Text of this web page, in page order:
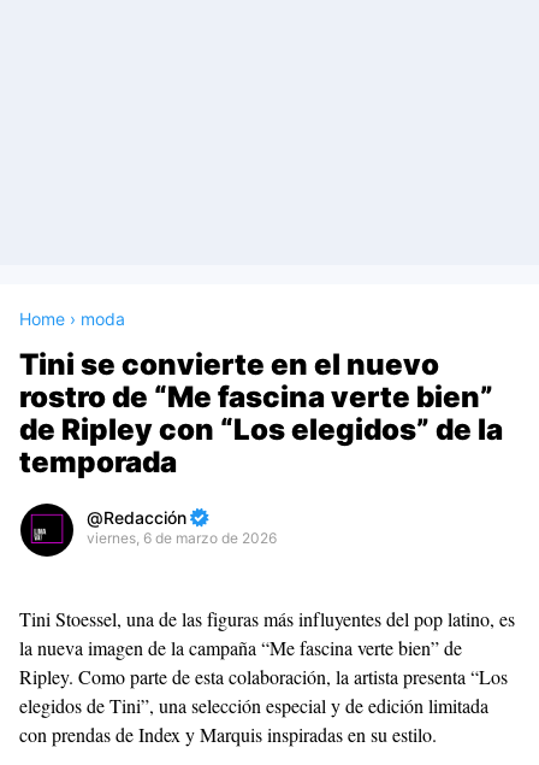
Home › moda
Tini se convierte en el nuevo
rostro de “Me fascina verte bien”
de Ripley con “Los elegidos” de la
temporada
Redacción
viernes, 6 de marzo de 2026
By
Raushan
Design
With
Shroff
Templates
Tini Stoessel, una de las figuras más influyentes del pop latino, es
la nueva imagen de la campaña “Me fascina verte bien” de
Ripley. Como parte de esta colaboración, la artista presenta “Los
elegidos de Tini”, una selección especial y de edición limitada
con prendas de Index y Marquis inspiradas en su estilo.